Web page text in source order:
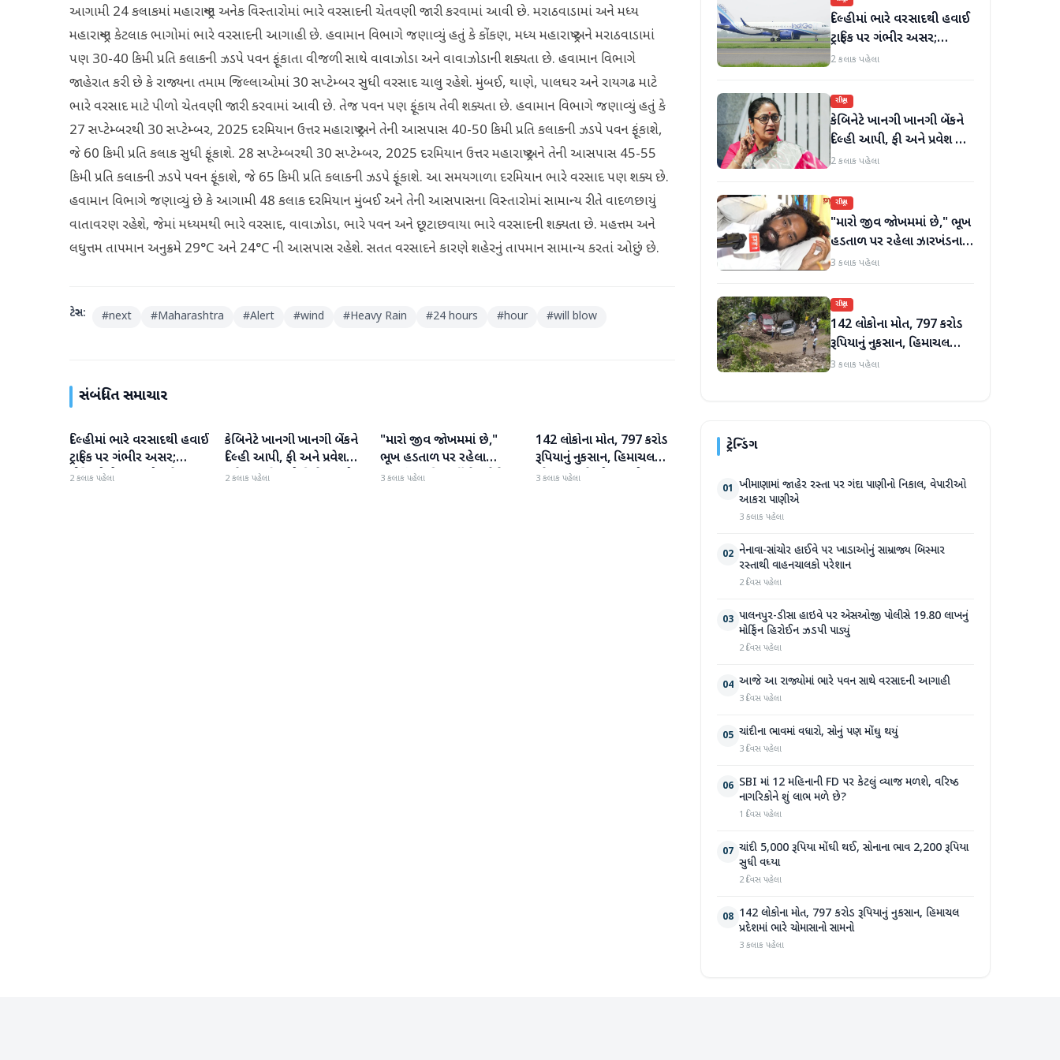
આગામી 24 કલાકમાં મહારાષ્ટ્રના અનેક વિસ્તારોમાં ભારે વરસાદની ચેતવણી જારી કરવામાં આવી છે. મરાઠવાડામાં અને મધ્ય
મહારાષ્ટ્રના કેટલાક ભાગોમાં ભારે વરસાદની આગાહી છે. હવામાન વિભાગે જણાવ્યું હતું કે કોંકણ, મધ્ય મહારાષ્ટ્ર અને મરાઠવાડામાં
પણ 30-40 કિમી પ્રતિ કલાકની ઝડપે પવન ફૂંકાતા વીજળી સાથે વાવાઝોડા અને વાવાઝોડાની શક્યતા છે. હવામાન વિભાગે
જાહેરાત કરી છે કે રાજ્યના તમામ જિલ્લાઓમાં 30 સપ્ટેમ્બર સુધી વરસાદ ચાલુ રહેશે. મુંબઈ, થાણે, પાલઘર અને રાયગઢ માટે
ભારે વરસાદ માટે પીળો ચેતવણી જારી કરવામાં આવી છે. તેજ પવન પણ ફૂંકાય તેવી શક્યતા છે. હવામાન વિભાગે જણાવ્યું હતું કે
27 સપ્ટેમ્બરથી 30 સપ્ટેમ્બર, 2025 દરમિયાન ઉત્તર મહારાષ્ટ્ર અને તેની આસપાસ 40-50 કિમી પ્રતિ કલાકની ઝડપે પવન ફૂંકાશે,
જે 60 કિમી પ્રતિ કલાક સુધી ફૂંકાશે. 28 સપ્ટેમ્બરથી 30 સપ્ટેમ્બર, 2025 દરમિયાન ઉત્તર મહારાષ્ટ્ર અને તેની આસપાસ 45-55
કિમી પ્રતિ કલાકની ઝડપે પવન ફૂંકાશે, જે 65 કિમી પ્રતિ કલાકની ઝડપે ફૂંકાશે. આ સમયગાળા દરમિયાન ભારે વરસાદ પણ શક્ય છે.
હવામાન વિભાગે જણાવ્યું છે કે આગામી 48 કલાક દરમિયાન મુંબઈ અને તેની આસપાસના વિસ્તારોમાં સામાન્ય રીતે વાદળછાયું
વાતાવરણ રહેશે, જેમાં મધ્યમથી ભારે વરસાદ, વાવાઝોડા, ભારે પવન અને છૂટાછવાયા ભારે વરસાદની શક્યતા છે. મહત્તમ અને
લઘુત્તમ તાપમાન અનુક્રમે 29°C અને 24°C ની આસપાસ રહેશે. સતત વરસાદને કારણે શહેરનું તાપમાન સામાન્ય કરતાં ઓછું છે.
ટેગ્સ: #next #Maharashtra #Alert #wind #Heavy Rain #24 hours #hour #will blow
સંબંધિત સમાચાર
રાષ્ટ્રીય
દિલ્હીમાં ભારે વરસાદથી હવાઈ
ટ્રાફિક પર ગંભીર અસર;
ઈન્ડિગોએ મુસાફરો માટે
2 કલાક પહેલા
રાષ્ટ્રીય
કેબિનેટે ખાનગી ખાનગી બેંકને
દિલ્હી આપી, ફી અને પ્રવેશ
માટે નવા નિયમો વિશે જાણો
2 કલાક પહેલા
રાષ્ટ્રીય
"મારો જીવ જોખમમાં છે,"
ભૂખ હડતાળ પર રહેલા
ઝારખંડના વિદ્યાર્થી નેતા દેવેન્દ્ર
3 કલાક પહેલા
રાષ્ટ્રીય
142 લોકોના મોત, 797 કરોડ
રૂપિયાનું નુકસાન, હિમાચલ
પ્રદેશમાં ભારે ચોમાસાનો
3 કલાક પહેલા
દિલ્હીમાં ભારે વરસાદથી હવાઈ
ટ્રાફિક પર ગંભીર અસર;
ઈન્ડિગોએ મુસાફરો માટે
2 કલાક પહેલા
રાષ્ટ્રીય
કેબિનેટે ખાનગી ખાનગી બેંકને
દિલ્હી આપી, ફી અને પ્રવેશ માટે
નવા નિયમો વિશે જાણો
2 કલાક પહેલા
રાષ્ટ્રીય
"મારો જીવ જોખમમાં છે," ભૂખ
હડતાળ પર રહેલા ઝારખંડના
વિદ્યાર્થી નેતા દેવેન્દ્ર નાથ
3 કલાક પહેલા
રાષ્ટ્રીય
142 લોકોના મોત, 797 કરોડ
રૂપિયાનું નુકસાન, હિમાચલ
પ્રદેશમાં ભારે ચોમાસાનો સામનો
3 કલાક પહેલા
ટ્રેન્ડિંગ
01 ખીમાણામાં જાહેર રસ્તા પર ગંદા પાણીનો નિકાલ, વેપારીઓ
આકરા પાણીએ
3 કલાક પહેલા
02 નેનાવા-સાંચોર હાઈવે પર ખાડાઓનું સામ્રાજ્ય બિસ્માર
રસ્તાથી વાહનચાલકો પરેશાન
2 દિવસ પહેલા
03 પાલનપુર-ડીસા હાઇવે પર એસઓજી પોલીસે 19.80 લાખનું
મોર્ફિન હિરોઈન ઝડપી પાડ્યું
2 દિવસ પહેલા
04 આજે આ રાજ્યોમાં ભારે પવન સાથે વરસાદની આગાહી
3 દિવસ પહેલા
05 ચાંદીના ભાવમાં વધારો, સોનું પણ મોંઘુ થયું
3 દિવસ પહેલા
06 SBI માં 12 મહિનાની FD પર કેટલું વ્યાજ મળશે, વરિષ્ઠ
નાગરિકોને શું લાભ મળે છે?
1 દિવસ પહેલા
07 ચાંદી 5,000 રૂપિયા મોંઘી થઈ, સોનાના ભાવ 2,200 રૂપિયા
સુધી વધ્યા
2 દિવસ પહેલા
08 142 લોકોના મોત, 797 કરોડ રૂપિયાનું નુકસાન, હિમાચલ
પ્રદેશમાં ભારે ચોમાસાનો સામનો
3 કલાક પહેલા